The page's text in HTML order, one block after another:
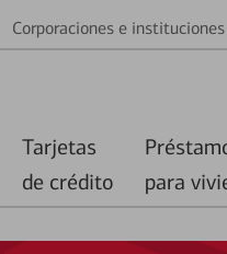
Corporaciones e instituciones
Tarjetas
de crédito
para